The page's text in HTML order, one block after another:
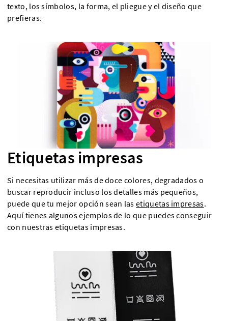
texto, los símbolos, la forma, el pliegue y el diseño que
prefieras.
Etiquetas impresas
Si necesitas utilizar más de doce colores, degradados o
buscar reproducir incluso los detalles más pequeños,
puede que tu mejor opción sean lasetiquetas impresas.
Aquí tienes algunos ejemplos de lo que puedes conseguir
con nuestras etiquetas impresas.